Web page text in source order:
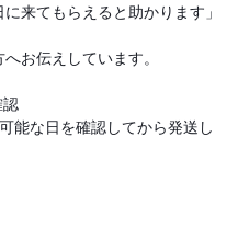
もらえると助かります」
伝えしています。
日を確認してから発送し